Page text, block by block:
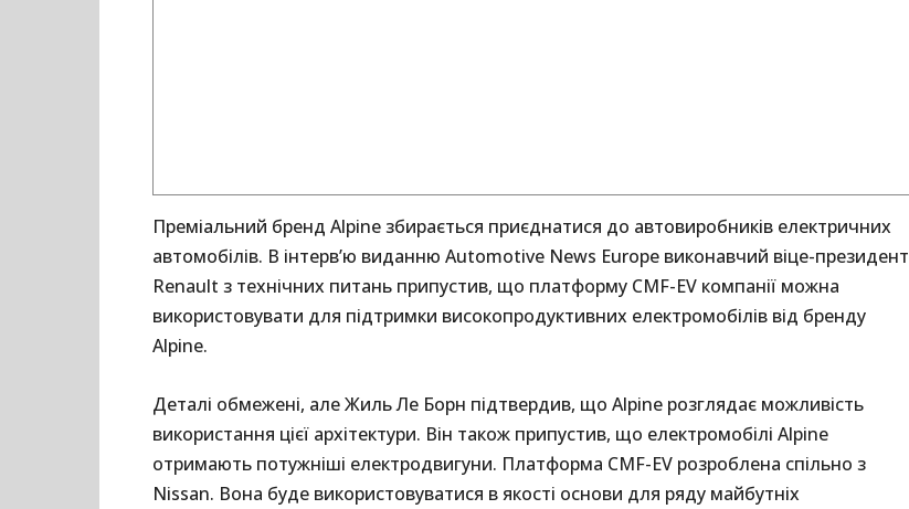
Преміальний бренд Alpine збирається приєднатися до автовиробників електричних
автомобілів. В інтерв’ю виданню Automotive News Europe виконавчий віце-президент
Renault з технічних питань припустив, що платформу CMF-EV компанії можна
використовувати для підтримки високопродуктивних електромобілів від бренду
Alpine.
Деталі обмежені, але Жиль Ле Борн підтвердив, що Alpine розглядає можливість
використання цієї архітектури. Він також припустив, що електромобілі Alpine
отримають потужніші електродвигуни. Платформа CMF-EV розроблена спільно з
Nissan. Вона буде використовуватися в якості основи для ряду майбутніх